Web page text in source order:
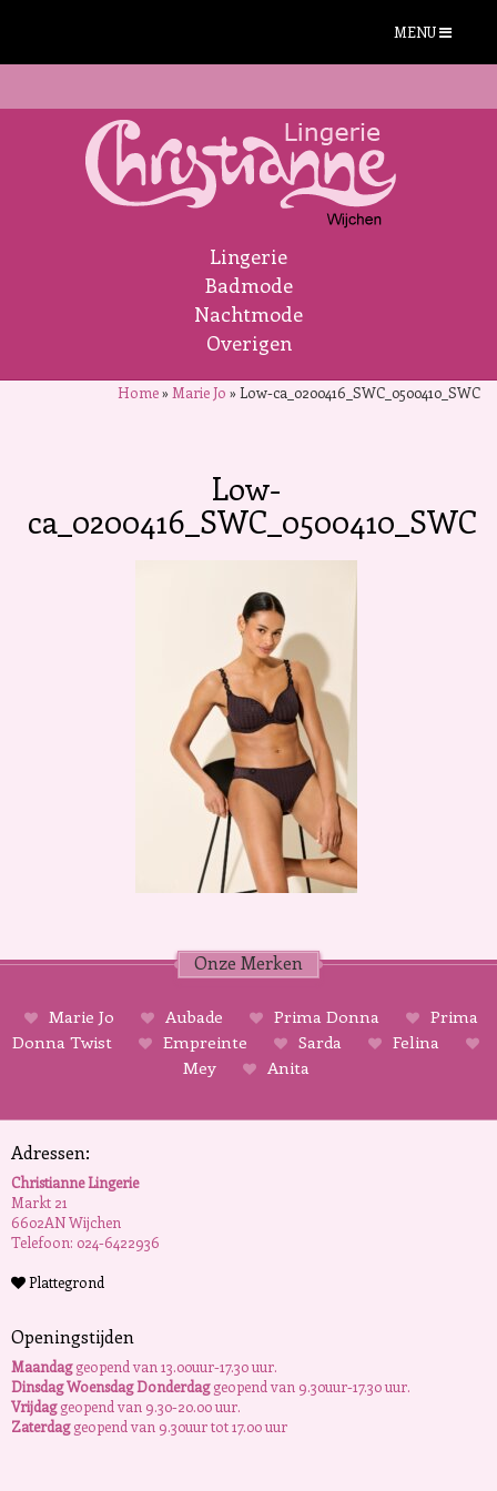
MENU
Lingerie
Badmode
Nachtmode
Overigen
Home» Marie Jo »Low-ca_0200416_SWC_0500410_SWC
Low-
ca_0200416_SWC_0500410_SWC
Onze Merken
Marie Jo Aubade Prima Donna
Prima
Donna Twist
Empreinte Sarda
Felina
Mey
Anita
Adressen:
Christianne Lingerie
Markt 21
6602AN Wijchen
Telefoon: 024-6422936
Plattegrond
Openingstijden
Maandaggeopend van 13.00uur-17.30 uur.
Dinsdag Woensdag Donderdaggeopend van 9.30uur-17.30 uur.
Vrijdaggeopend van 9.30-20.00 uur.
Zaterdaggeopend van 9.30uur tot 17.00 uur